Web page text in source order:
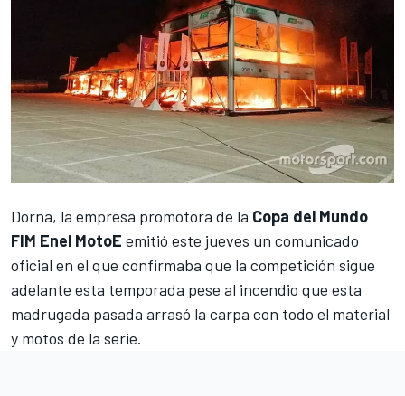
Dorna, la empresa promotora de la Copa del Mundo
FIM Enel MotoE emitió este jueves un comunicado
oficial en el que confirmaba que la competición sigue
adelante esta temporada pese al incendio que esta
madrugada pasada arrasó la carpa con todo el material
y motos de la serie.